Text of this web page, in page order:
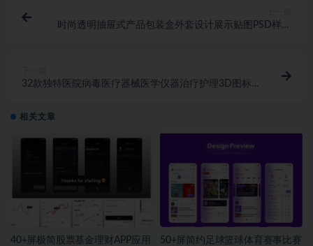
时尚透明抽屉式产品包装盒外套设计展示贴图PSD样机
32款独特医院病毒医疗器械医学仪器治疗护理3D图标
相关文章
40+屏极简股票基金理财APP应用
50+屏简约足球篮球体育赛事比赛